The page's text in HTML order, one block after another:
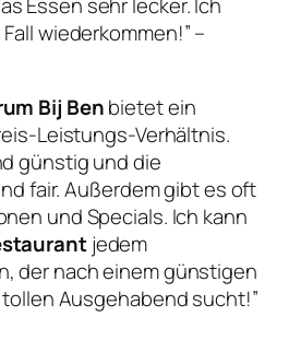
wiederkommen!” –
Bij Benbietet ein
Leistungs-Verhältnis.
günstig und die
fair. Außerdem gibt es oft
und Specials. Ich kann
jedem
der nach einem günstigen
Ausgehabend sucht!”